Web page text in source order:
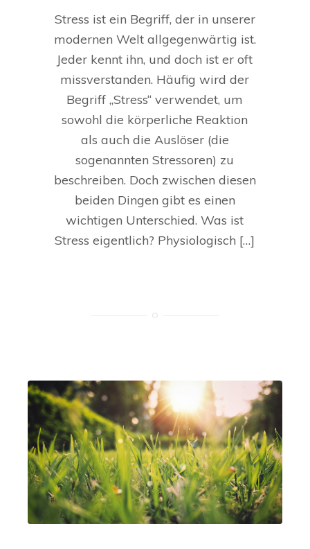
Stress ist ein Begriff, der in unserer
modernen Welt allgegenwärtig ist.
Jeder kennt ihn, und doch ist er oft
missverstanden. Häufig wird der
Begriff „Stress“ verwendet, um
sowohl die körperliche Reaktion
als auch die Auslöser (die
sogenannten Stressoren) zu
beschreiben. Doch zwischen diesen
beiden Dingen gibt es einen
wichtigen Unterschied. Was ist
Stress eigentlich? Physiologisch […]